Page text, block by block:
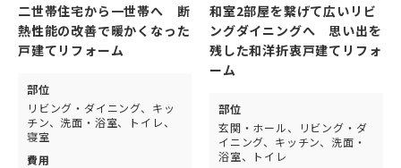
二世帯住宅から一世帯へ 断
熱性能の改善で暖かくなった
戸建てリフォーム
部位
リビング・ダイニング、キッ
チン、洗面・浴室、トイレ、
寝室
費用
和室2部屋を繋げて広いリビ
ングダイニングへ 思い出を
残した和洋折衷戸建てリフォ
ーム
部位
玄関・ホール、リビング・ダ
イニング、キッチン、洗面・
浴室、トイレ